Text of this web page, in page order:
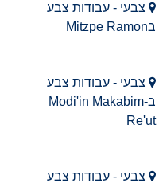
צבעי - עבודות צבע
בMitzpe Ramon
צבעי - עבודות צבע
בModi'in Makabim-
Re'ut
צבעי - עבודות צבע